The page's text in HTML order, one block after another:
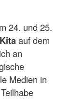
24. und 25.
Kitaauf dem
an
Medien in